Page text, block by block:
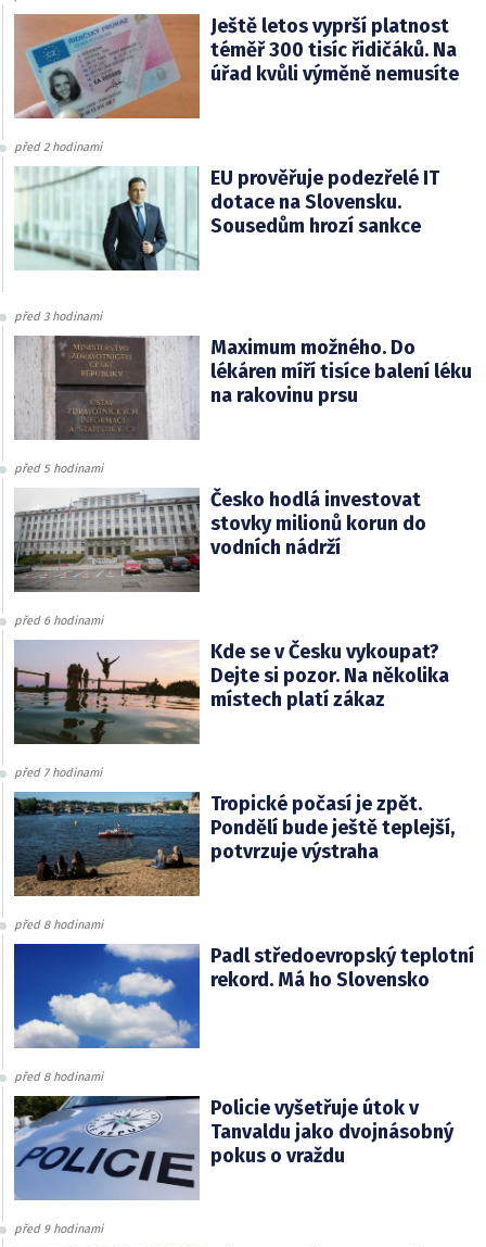
Ještě letos vyprší platnost
téměř 300 tisíc řidičáků. Na
úřad kvůli výměně nemusíte
před 2 hodinami
EU prověřuje podezřelé IT
dotace na Slovensku.
Sousedům hrozí sankce
před 3 hodinami
Maximum možného. Do
lékáren míří tisíce balení léku
na rakovinu prsu
před 5 hodinami
Česko hodlá investovat
stovky milionů korun do
vodních nádrží
před 6 hodinami
Kde se v Česku vykoupat?
Dejte si pozor. Na několika
místech platí zákaz
před 7 hodinami
Tropické počasí je zpět.
Pondělí bude ještě teplejší,
potvrzuje výstraha
před 8 hodinami
Padl středoevropský teplotní
rekord. Má ho Slovensko
před 8 hodinami
Policie vyšetřuje útok v
Tanvaldu jako dvojnásobný
pokus o vraždu
před 9 hodinami